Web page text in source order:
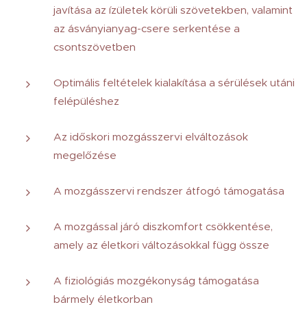
javítása az ízületek körüli szövetekben, valamint
az ásványianyag-csere serkentése a
csontszövetben
Optimális feltételek kialakítása a sérülések utáni
felépüléshez
Az időskori mozgásszervi elváltozások
megelőzése
A mozgásszervi rendszer átfogó támogatása
A mozgással járó diszkomfort csökkentése,
amely az életkori változásokkal függ össze
A fiziológiás mozgékonyság támogatása
bármely életkorban